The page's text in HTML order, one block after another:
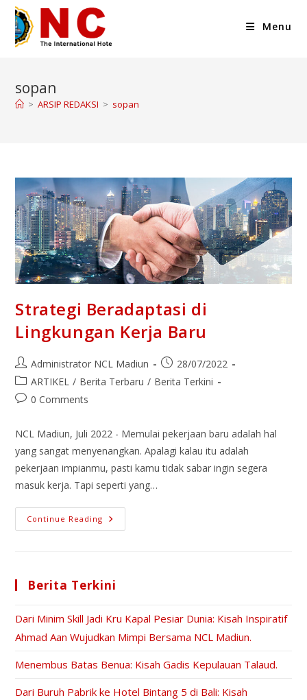
Menu
sopan
> ARSIP REDAKSI > sopan
Strategi Beradaptasi di
Lingkungan Kerja Baru
Administrator NCL Madiun
28/07/2022
ARTIKEL / Berita Terbaru / Berita Terkini
0 Comments
NCL Madiun, Juli 2022 - Memulai pekerjaan baru adalah hal
yang sangat menyenangkan. Apalagi kalau itu adalah
pekerjaan impianmu, pasti kamu tidak sabar ingin segera
masuk kerja. Tapi seperti yang…
Continue Reading
Berita Terkini
Dari Minim Skill Jadi Kru Kapal Pesiar Dunia: Kisah Inspiratif
Ahmad Aan Wujudkan Mimpi Bersama NCL Madiun.
Menembus Batas Benua: Kisah Gadis Kepulauan Talaud.
Dari Buruh Pabrik ke Hotel Bintang 5 di Bali: Kisah